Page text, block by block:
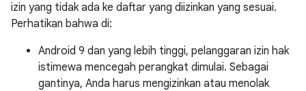
izin yang tidak ada ke daftar yang diizinkan yang sesuai.
Perhatikan bahwa di:
Android 9 dan yang lebih tinggi, pelanggaran izin hak
istimewa mencegah perangkat dimulai. Sebagai
gantinya, Anda harus mengizinkan atau menolak